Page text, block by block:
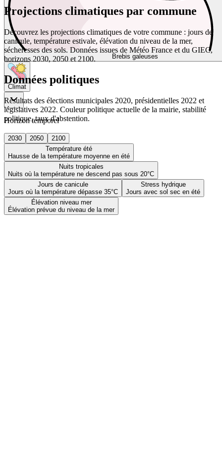
Brebis galeuses
Climat
Horizon temporel
2030 2050
2100
Température été
Hausse de la température moyenne en été
Nuits tropicales
Nuits où la température ne descend pas sous 20°C
Jours de canicule
Jours où la température dépasse 35°C
Stress hydrique
Jours avec sol sec en été
Élévation niveau mer
Élévation prévue du niveau de la mer
Projections climatiques par commune
Découvrez les projections climatiques de votre commune : jours de
canicule, température estivale, élévation du niveau de la mer,
sécheresses des sols. Données issues de Météo France et du GIEC,
horizons 2030, 2050 et 2100.
Données politiques
Résultats des élections municipales 2020, présidentielles 2022 et
législatives 2022. Couleur politique actuelle de la mairie, stabilité
politique, taux d'abstention.